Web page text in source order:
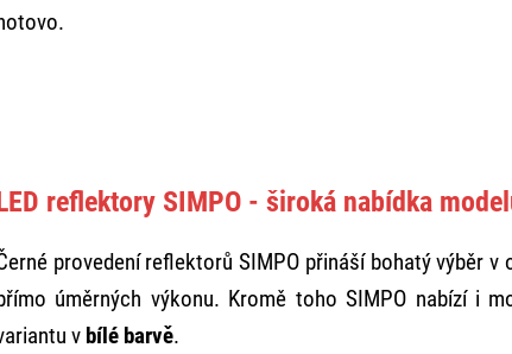
reflektory SIMPO - široká nabídka
provedení reflektorů SIMPO přináší bohatý výběr
úměrných výkonu. Kromě toho SIMPO nabízí i
v bílé barvě.